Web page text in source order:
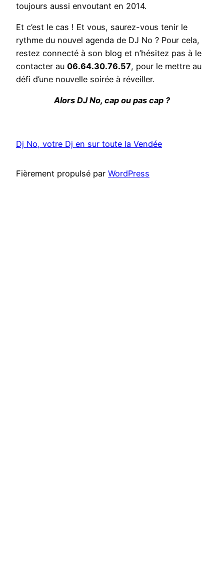
toujours aussi envoutant en 2014.
Et c’est le cas ! Et vous, saurez-vous tenir le
rythme du nouvel agenda de DJ No ? Pour cela,
restez connecté à son blog et n’hésitez pas à le
contacter au 06.64.30.76.57, pour le mettre au
défi d’une nouvelle soirée à réveiller.
Alors DJ No, cap ou pas cap ?
Dj No, votre Dj en sur toute la Vendée
Fièrement propulsé par WordPress